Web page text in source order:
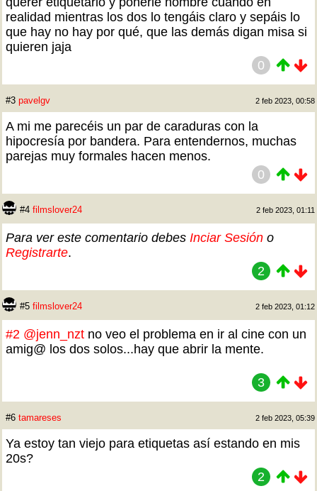
realidad mientras los dos lo tengáis claro y sepáis lo
que hay no hay por qué, que las demás digan misa si
quieren jaja
0
#3 pavelgv 2 feb 2023, 00:58
A mi me parecéis un par de caraduras con la
hipocresía por bandera. Para entendernos, muchas
parejas muy formales hacen menos.
0
#4 filmslover24 2 feb 2023, 01:11
Para ver este comentario debes Inciar Sesión o
Registrarte.
2
#5 filmslover24 2 feb 2023, 01:12
#2 @jenn_nzt no veo el problema en ir al cine con un
amig@ los dos solos...hay que abrir la mente.
3
#6 tamareses 2 feb 2023, 05:39
Ya estoy tan viejo para etiquetas así estando en mis
20s?
2